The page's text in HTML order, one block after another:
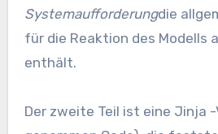
Systemaufforderungdie
für die Reaktion des Modells
enthält.
Der zweite Teil ist eine Jinja -